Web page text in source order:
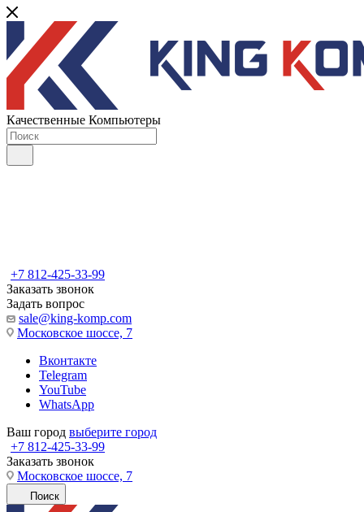
Качественные Компьютеры
+7 812-425-33-99
Заказать звонок
Задать вопрос
sale@king-komp.com
Московское шоссе, 7
Вконтакте
Telegram
YouTube
WhatsApp
Ваш город выберите город
+7 812-425-33-99
Заказать звонок
Московское шоссе, 7
Поиск